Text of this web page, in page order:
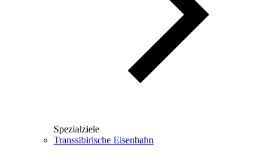
Spezialziele
Transsibirische Eisenbahn